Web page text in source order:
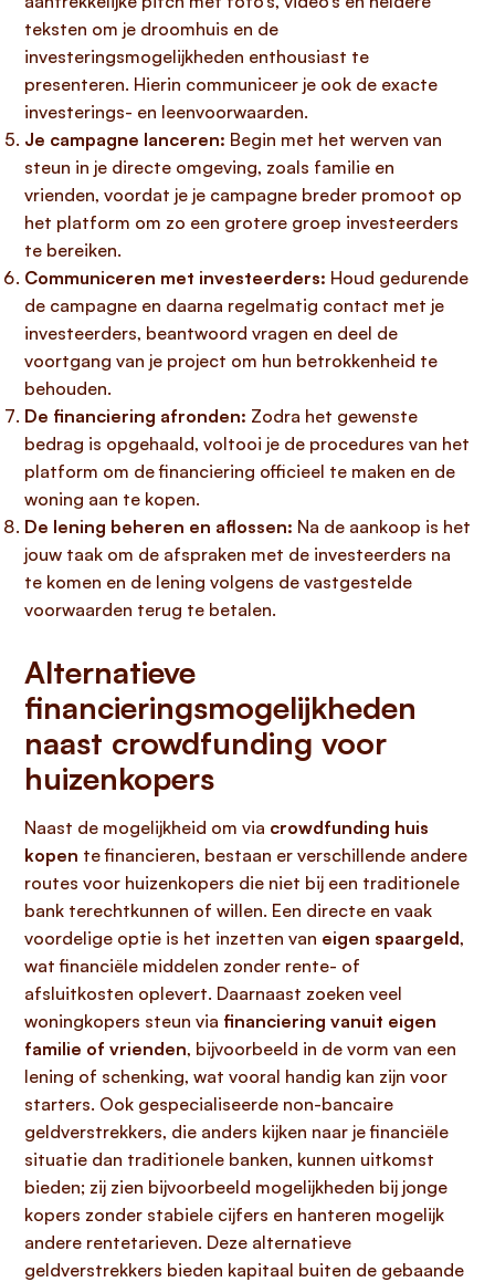
teksten om je droomhuis en de
investeringsmogelijkheden enthousiast te
presenteren. Hierin communiceer je ook de exacte
investerings- en leenvoorwaarden.
Je campagne lanceren: Begin met het werven van
steun in je directe omgeving, zoals familie en
vrienden, voordat je je campagne breder promoot op
het platform om zo een grotere groep investeerders
te bereiken.
Communiceren met investeerders: Houd gedurende
de campagne en daarna regelmatig contact met je
investeerders, beantwoord vragen en deel de
voortgang van je project om hun betrokkenheid te
behouden.
De financiering afronden: Zodra het gewenste
bedrag is opgehaald, voltooi je de procedures van het
platform om de financiering officieel te maken en de
woning aan te kopen.
De lening beheren en aflossen: Na de aankoop is het
jouw taak om de afspraken met de investeerders na
te komen en de lening volgens de vastgestelde
voorwaarden terug te betalen.
Alternatieve
financieringsmogelijkheden
naast crowdfunding voor
huizenkopers
Naast de mogelijkheid om via crowdfunding huis
kopen te financieren, bestaan er verschillende andere
routes voor huizenkopers die niet bij een traditionele
bank terechtkunnen of willen. Een directe en vaak
voordelige optie is het inzetten van eigen spaargeld,
wat financiële middelen zonder rente- of
afsluitkosten oplevert. Daarnaast zoeken veel
woningkopers steun via financiering vanuit eigen
familie of vrienden, bijvoorbeeld in de vorm van een
lening of schenking, wat vooral handig kan zijn voor
starters. Ook gespecialiseerde non-bancaire
geldverstrekkers, die anders kijken naar je financiële
situatie dan traditionele banken, kunnen uitkomst
bieden; zij zien bijvoorbeeld mogelijkheden bij jonge
kopers zonder stabiele cijfers en hanteren mogelijk
andere rentetarieven. Deze alternatieve
geldverstrekkers bieden kapitaal buiten de gebaande